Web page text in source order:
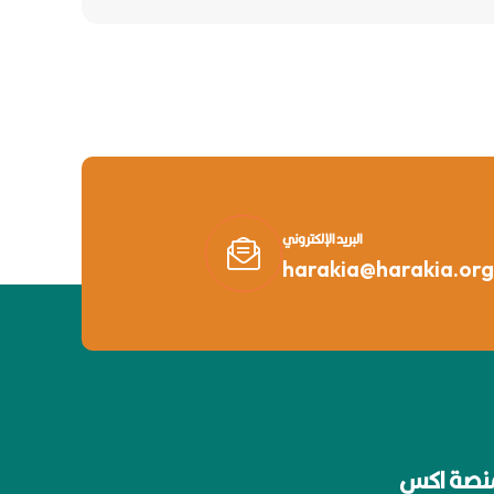
البريد الإلكتروني
اكس